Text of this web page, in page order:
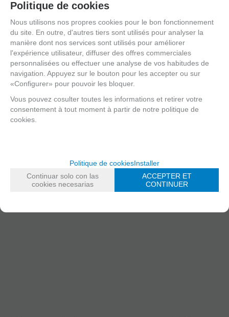
Organic 3
EN STOCK
4,71 €
20.00%TVA
incluse
+
Organic 3
EN STOCK
4,70 €
20.00%TVA
incluse
+
EN STOCK
4,70 €
20.00% TVA
incluse
+
Politique de cookies
Nous utilisons nos propres cookies pour le bon fonctionnement
du site. En outre, d'autres tiers sont utilisés pour analyser la
manière dont nos services sont utilisés pour améliorer
l'expérience utilisateur, diffuser des offres commerciales
personnalisées ou effectuer une analyse de vos habitudes de
navigation. Appuyez sur le bouton pour les accepter ou sur
«Configurer» pour pouvoir les bloquer.
Vous pouvez cosulter toutes les informations et retirer votre
consentement à tout moment à partir de notre politique de
cookies.
Politique de cookiesInstaller
Continuar solo con las
cookies necesarias
ACCEPTER ET
CONTINUER